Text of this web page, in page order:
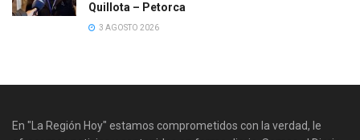
Quillota – Petorca
3 AGOSTO 2026
En "La Región Hoy" estamos comprometidos con la verdad, le